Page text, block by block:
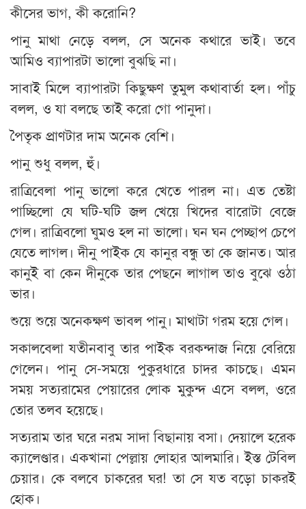
কীসের ভাগ, কী করোনি?
পানু মাথা নেড়ে বলল, সে অনেক কথারে ভাই। তবে
আমিও ব্যাপারটা ভালো বুঝছি না।
সাবাই মিলে ব্যাপারটা কিছুক্ষণ তুমুল কথাবার্তা হল। পাঁচু
বলল, ও যা বলছে তাই করো গো পানুদা।
পৈতৃক প্রাণটার দাম অনেক বেশি।
পানু শুধু বলল, হুঁ।
রাত্রিবেলা পানু ভালো করে খেতে পারল না। এত তেষ্টা
পাচ্ছিলো যে ঘটি-ঘটি জল খেয়ে খিদের বারোটা বেজে
গেল। রাত্রিবলো ঘুমও হল না ভালো। ঘন ঘন পেচ্ছাপ চেপে
যেতে লাগল। দীনু পাইক যে কানুর বন্ধু তা কে জানত। আর
কানুই বা কেন দীনুকে তার পেছনে লাগাল তাও বুঝে ওঠা
ভার।
শুয়ে শুয়ে অনেকক্ষণ ভাবল পানু। মাথাটা গরম হয়ে গেল।
সকালবেলা যতীনবাবু তার পাইক বরকন্দাজ নিয়ে বেরিয়ে
গেলেন। পানু সে-সময়ে পুকুরধারে চাদর কাচছে। এমন
সময় সত্যরামের পেয়ারের লোক মুকুন্দ এসে বলল, ওরে
তোর তলব হয়েছে।
সত্যরাম তার ঘরে নরম সাদা বিছানায় বসা। দেয়ালে হরেক
ক্যালেণ্ডার। একখানা পেল্লায় লোহার আলমারি। ইস্ত টেবিল
চেয়ার। কে বলবে চাকরের ঘর! তা সে যত বড়ো চাকরই
হোক।